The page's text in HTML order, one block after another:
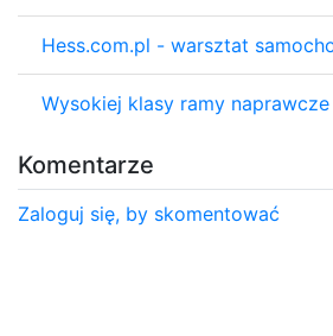
Hess.com.pl - warsztat
Wysokiej klasy ramy naprawcze
Komentarze
Zaloguj się, by skomentować